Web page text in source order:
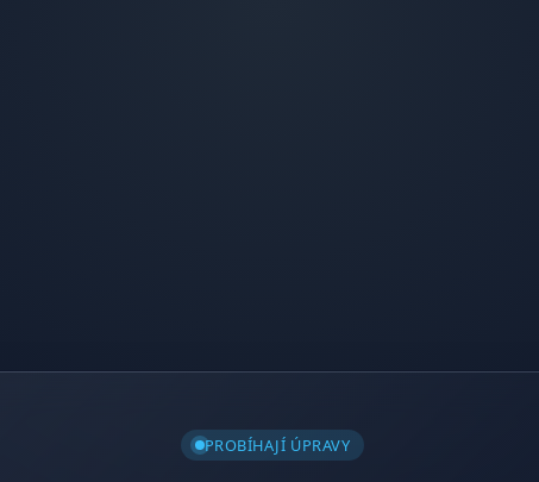
PROBÍHAJÍ ÚPRAVY